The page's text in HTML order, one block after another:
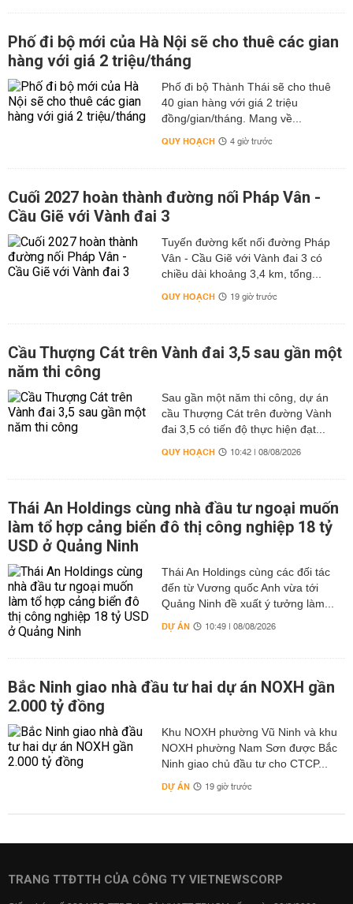
Phố đi bộ mới của Hà Nội sẽ cho thuê các gian
hàng với giá 2 triệu/tháng
Phố đi bộ Thành Thái sẽ cho thuê
40 gian hàng với giá 2 triệu
đồng/gian/tháng. Mang về...
QUY HOẠCH 4 giờ trước
Cuối 2027 hoàn thành đường nối Pháp Vân -
Cầu Giẽ với Vành đai 3
Tuyến đường kết nối đường Pháp
Vân - Cầu Giẽ với Vành đai 3 có
chiều dài khoảng 3,4 km, tổng...
QUY HOẠCH 19 giờ trước
Cầu Thượng Cát trên Vành đai 3,5 sau gần một
năm thi công
Sau gần một năm thi công, dự án
cầu Thượng Cát trên đường Vành
đai 3,5 có tiến độ thực hiện đạt...
QUY HOẠCH 10:42 | 08/08/2026
Thái An Holdings cùng nhà đầu tư ngoại muốn
làm tổ hợp cảng biển đô thị công nghiệp 18 tỷ
USD ở Quảng Ninh
Thái An Holdings cùng các đối tác
đến từ Vương quốc Anh vừa tới
Quảng Ninh đề xuất ý tưởng làm...
DỰ ÁN 10:49 | 08/08/2026
Bắc Ninh giao nhà đầu tư hai dự án NOXH gần
2.000 tỷ đồng
Khu NOXH phường Vũ Ninh và khu
NOXH phường Nam Sơn được Bắc
Ninh giao chủ đầu tư cho CTCP...
DỰ ÁN 19 giờ trước
TRANG TTĐTTH CỦA CÔNG TY VIETNEWSCORP